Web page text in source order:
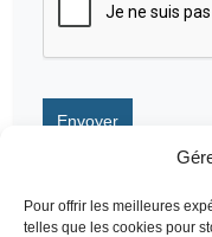
Pour offrir les meilleures
telles que les cookies pour